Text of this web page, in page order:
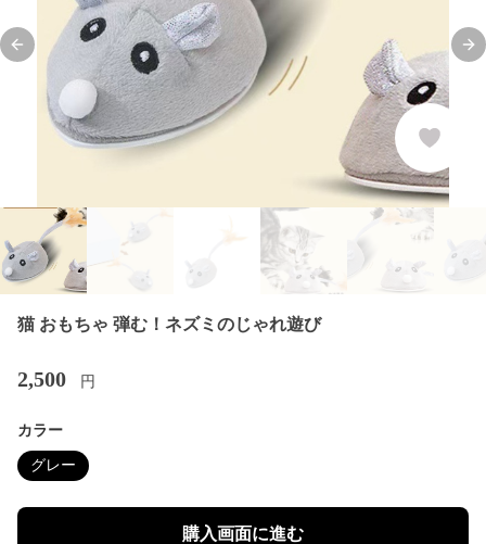
Previous slide
猫 おもちゃ 弾む！ネズミのじゃれ遊び
2,500 円
カラー
グレー
購入画面に進む